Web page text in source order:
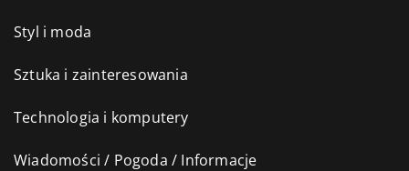
Styl i moda
Sztuka i zainteresowania
Technologia i komputery
Wiadomości / Pogoda / Informacje